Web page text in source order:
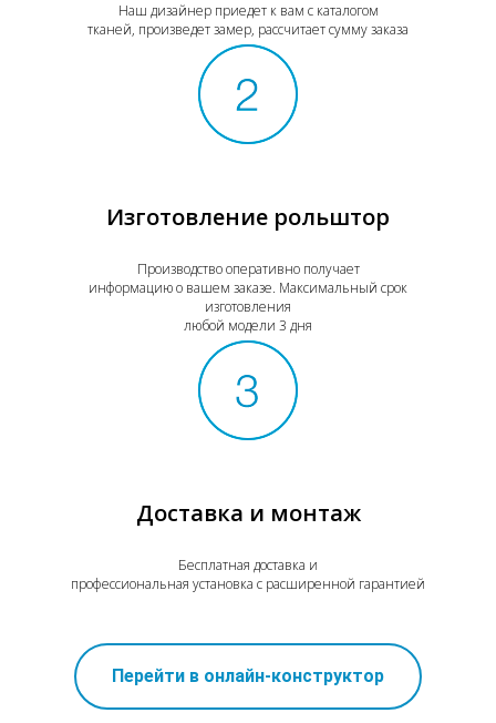
Наш дизайнер приедет к вам с каталогом
тканей, произведет замер, рассчитает сумму заказа
Изготовление рольштор
Производство оперативно получает
информацию о вашем заказе. Максимальный срок
изготовления
любой модели 3 дня
Доставка и монтаж
Бесплатная доставка и
профессиональная установка с расширенной гарантией
Перейти в онлайн-конструктор